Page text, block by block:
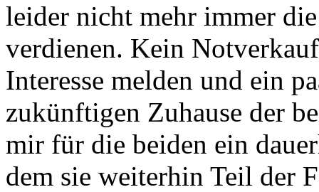
leider nicht mehr immer
verdienen. Kein
Interesse melden und ein
zukünftigen Zuhause der
mir für die beiden ein
dem sie weiterhin Teil der